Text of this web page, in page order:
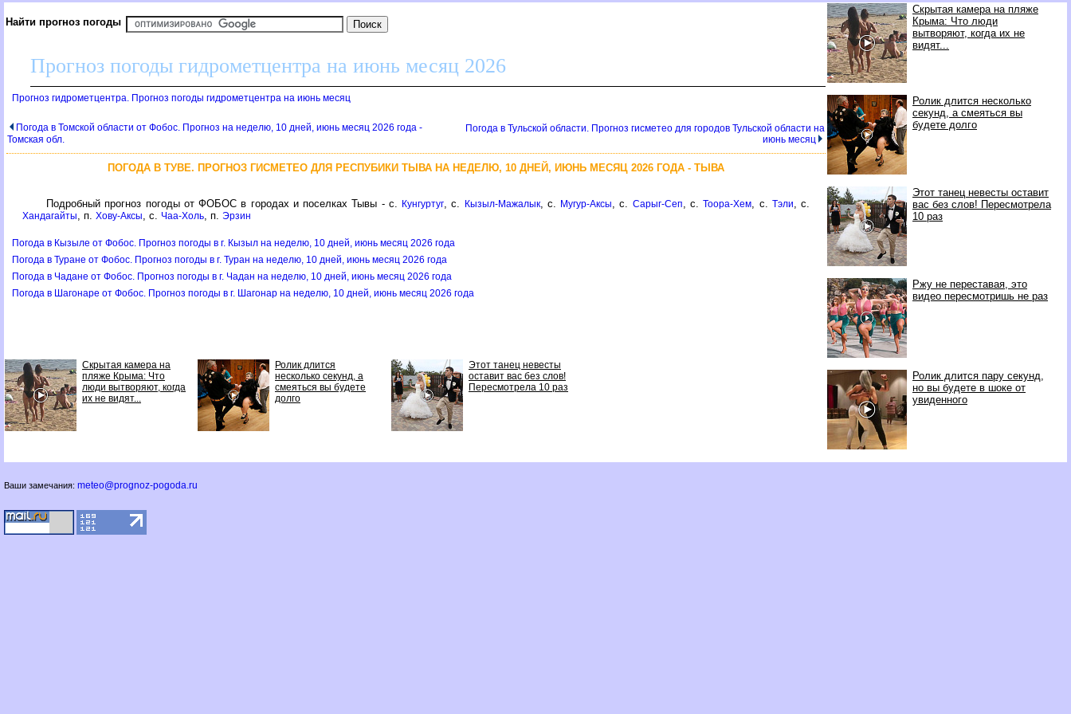
Найти прогноз погоды
Скрытая камера на пляже
Крыма: Что люди
вытворяют, когда их не
видят...
Ролик длится несколько
секунд, а смеяться вы
будете долго
Этот танец невесты оставит
вас без слов! Пересмотрела
10 раз
Ржу не переставая, это
видео пересмотришь не раз
Ролик длится пару секунд,
но вы будете в шоке от
увиденного
Прогноз погоды гидрометцентра на июнь месяц 2026
Прогноз гидрометцентра. Прогноз погоды гидрометцентра на июнь месяц
Погода в Томской области от Фобос. Прогноз на неделю, 10 дней, июнь месяц 2026 года -
Томская обл.
Погода в Тульской области. Прогноз гисметео для городов Тульской области на
июнь месяц
ПОГОДА В ТУВЕ. ПРОГНОЗ ГИСМЕТЕО ДЛЯ РЕСПУБИКИ ТЫВА НА НЕДЕЛЮ, 10 ДНЕЙ, ИЮНЬ МЕСЯЦ 2026 ГОДА - ТЫВА
Подробный прогноз погоды от ФОБОС в городах и поселках Тывы - с. Кунгуртуг , с. Кызыл-Мажалык, с. Мугур-Аксы , с. Сарыг-Сеп , с.Тоора-Хем , с. Тэли , с.
Хандагайты , п. Хову-Аксы , с. Чаа-Холь , п. Эрзин
Погода в Кызыле от Фобос. Прогноз погоды в г. Кызыл на неделю, 10 дней, июнь месяц 2026 года
Погода в Туране от Фобос. Прогноз погоды в г. Туран на неделю, 10 дней, июнь месяц 2026 года
Погода в Чадане от Фобос. Прогноз погоды в г. Чадан на неделю, 10 дней, июнь месяц 2026 года
Погода в Шагонаре от Фобос. Прогноз погоды в г. Шагонар на неделю, 10 дней, июнь месяц 2026 года
Скрытая камера на
пляже Крыма: Что
люди вытворяют, когда
их не видят...
Ролик длится
несколько секунд, а
смеяться вы будете
долго
Этот танец невесты
оставит вас без слов!
Пересмотрела 10 раз
Ваши замечания: meteo@prognoz-pogoda.ru